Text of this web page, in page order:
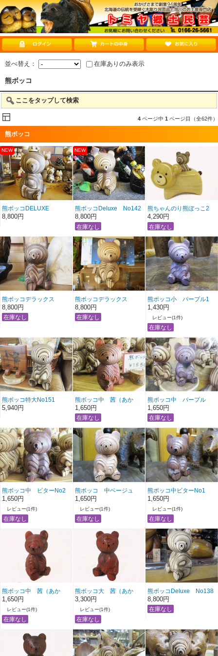
並べ替え： 在庫ありのみ表示
熊ボッコ
ここをタップして検索
4 ページ中 1 ページ目（全62件）
熊ボッコ
熊ボッコDELUXE
NO143
8,800円
熊ボッコDeluxe No142
8,800円
熊ちゃんのり熊ぼっこ2
4,290円
熊ボッコデラックス
NO140
8,800円
熊ボッコデラックス
NO139
8,800円
熊ボッコ小 パープル1
1,430円
レビュー(1件)
熊ボッコ特大No151
5,940円
熊ボッコ中 茜（あか
ね）No2
1,650円
熊ボッコ中 パープル
1,650円
熊ボッコ中 ビターNo2
1,650円
レビュー(1件)
熊ボッコ 中ベージュ
No1
1,650円
レビュー(1件)
熊ボッコ中ビターNo1
1,650円
レビュー(1件)
熊ボッコ中 茜（あか
ね）
1,650円
レビュー(1件)
熊ボッコ大 茜（あか
ね）No1
3,300円
レビュー(1件)
熊ボッコDeluxe No138
8,800円